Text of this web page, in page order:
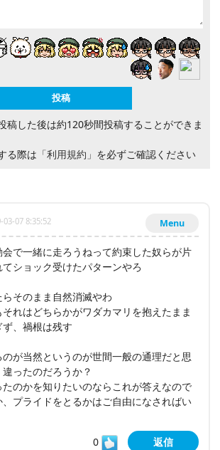
稿した後は約120秒間投稿することができま
る際は 「利用規約」 を必ずご確認ください
Menu
03-07 8:35:52
で一緒に走ろうねって約束した奴らが片
ショック受けたパターンやろ
そのまま自然消滅やわ
れはどちらかがワダカマリを抱えたまま
、禍根は残す
が当然というのが世間一般の通理だと思
ったのだろうか？
のかを知りたいのならこれが答えなので
プライドをとるかはご自由になさればい
0
返信